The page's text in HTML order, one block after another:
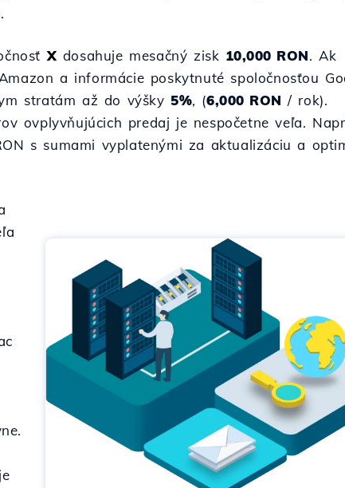
X dosahuje mesačný zisk 10,000 RON. Ak
a informácie poskytnuté spoločnosťou
stratám až do výšky5%, (6,000 RON / rok).
ovplyvňujúcich predaj je nespočetne veľa.
s sumami vyplatenými za aktualizáciu a